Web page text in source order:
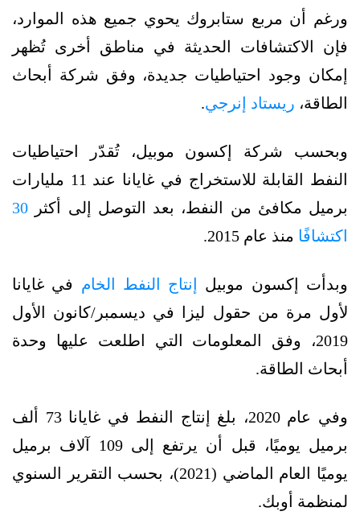
ورغم أن مربع ستابروك يحوي جميع هذه الموارد،
فإن الاكتشافات الحديثة في مناطق أخرى تُظهر
إمكان وجود احتياطيات جديدة، وفق شركة أبحاث
الطاقة، ريستاد إنرجي.
وبحسب شركة إكسون موبيل، تُقدّر احتياطيات
النفط القابلة للاستخراج في غايانا عند 11 مليارات
برميل مكافئ من النفط، بعد التوصل إلى أكثر 30
اكتشافًا منذ عام 2015.
وبدأت إكسون موبيل إنتاج النفط الخام في غايانا
لأول مرة من حقول ليزا في ديسمبر/كانون الأول
2019، وفق المعلومات التي اطلعت عليها وحدة
أبحاث الطاقة.
وفي عام 2020، بلغ إنتاج النفط في غايانا 73 ألف
برميل يوميًا، قبل أن يرتفع إلى 109 آلاف برميل
يوميًا العام الماضي (2021)، بحسب التقرير السنوي
لمنظمة أوبك.